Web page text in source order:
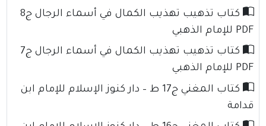
كتاب تذهيب تهذيب الكمال في أسماء الرجال ج8
PDF للإمام الذهبي
كتاب تذهيب تهذيب الكمال في أسماء الرجال ج7
PDF للإمام الذهبي
كتاب المغني ج17 ط – دار كنوز الإسلام للإمام ابن
قدامة